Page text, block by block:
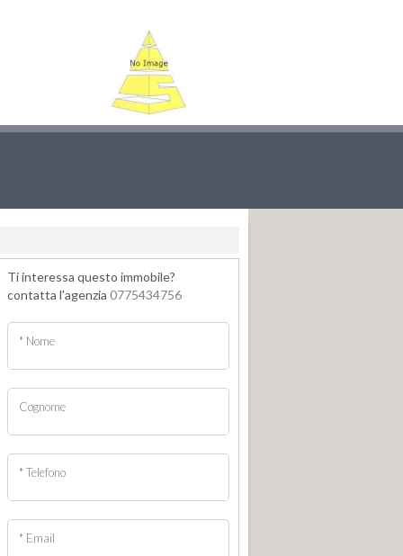
Ti interessa questo immobile?
contatta l'agenzia 0775434756
* Nome
Cognome
* Telefono
* Email